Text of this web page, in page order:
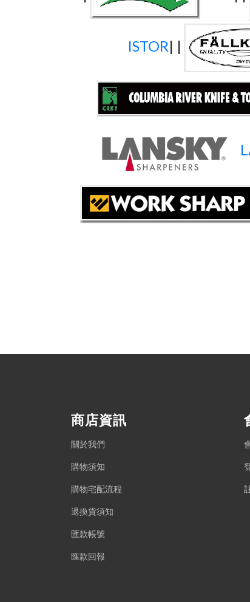
ISTOR| |
商店資訊
關於我們
購物須知
購物宅配流程
退換貨須知
匯款帳號
匯款回報